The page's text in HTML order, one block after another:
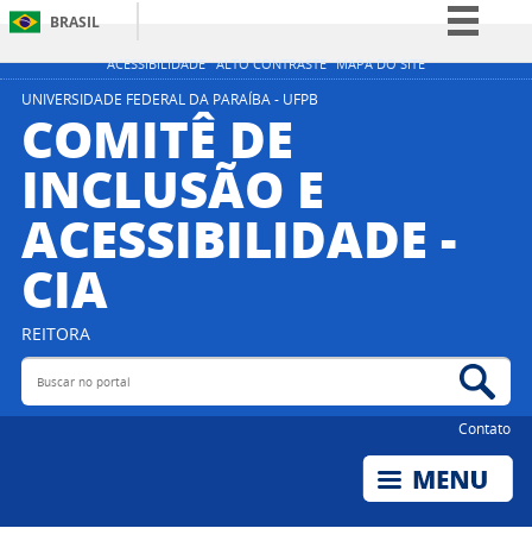
ACESSIBILIDADE ALTO CONTRASTE MAPA DO SITE
BRASIL
Simplifique!
Acesso à informação
Canais
UNIVERSIDADE FEDERAL DA PARAÍBA - UFPB
COMITÊ DE
INCLUSÃO E
ACESSIBILIDADE -
CIA
REITORA
Buscar no portal
Contato